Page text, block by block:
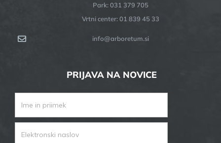
Park: 031 379 705
Vrtni center: 01 839 45 33
info@arboretum.si
PRIJAVA NA NOVICE